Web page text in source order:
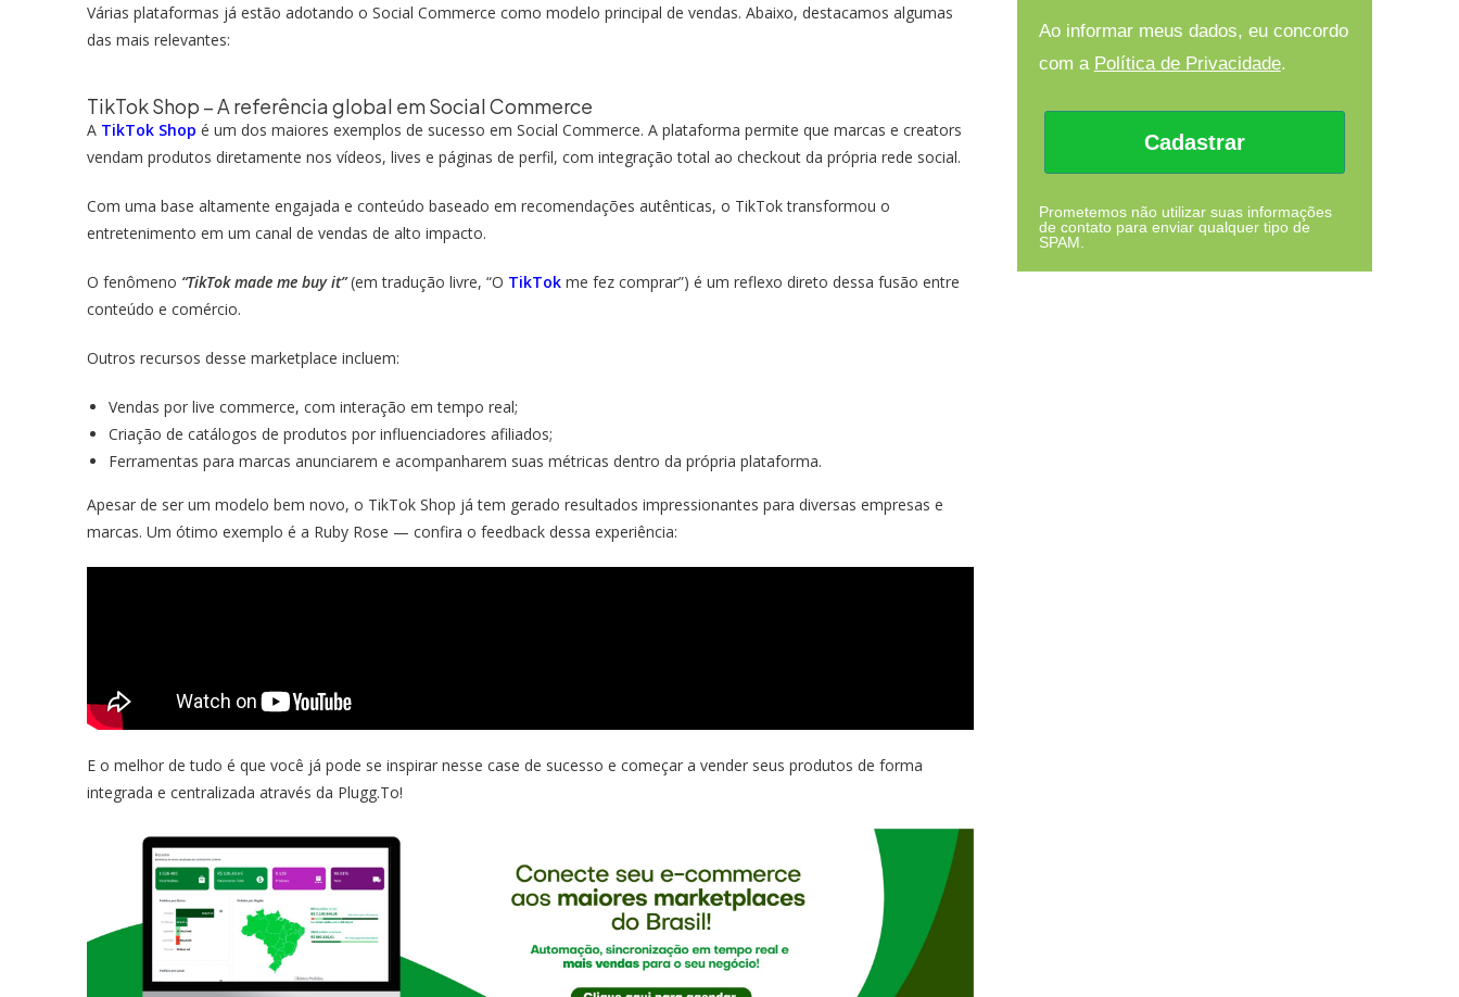
Várias plataformas já estão adotando o Social Commerce como modelo principal de vendas. Abaixo, destacamos algumas
das mais relevantes:
TikTok Shop – A referência global em Social Commerce
A TikTok Shop é um dos maiores exemplos de sucesso em Social Commerce. A plataforma permite que marcas e creators
vendam produtos diretamente nos vídeos, lives e páginas de perfil, com integração total ao checkout da própria rede social.
Com uma base altamente engajada e conteúdo baseado em recomendações autênticas, o TikTok transformou o
entretenimento em um canal de vendas de alto impacto.
O fenômeno “TikTok made me buy it”(em tradução livre, “O TikTok me fez comprar”) é um reflexo direto dessa fusão entre
conteúdo e comércio.
Outros recursos desse marketplace incluem:
Vendas por live commerce, com interação em tempo real;
Criação de catálogos de produtos por influenciadores afiliados;
Ferramentas para marcas anunciarem e acompanharem suas métricas dentro da própria plataforma.
Apesar de ser um modelo bem novo, o TikTok Shop já tem gerado resultados impressionantes para diversas empresas e
marcas. Um ótimo exemplo é a Ruby Rose — confira o feedback dessa experiência:
E o melhor de tudo é que você já pode se inspirar nesse case de sucesso e começar a vender seus produtos de forma
integrada e centralizada através da Plugg.To!
Ao informar meus dados, eu concordo
com a Política de Privacidade.
Cadastrar
Prometemos não utilizar suas informações
de contato para enviar qualquer tipo de
SPAM.